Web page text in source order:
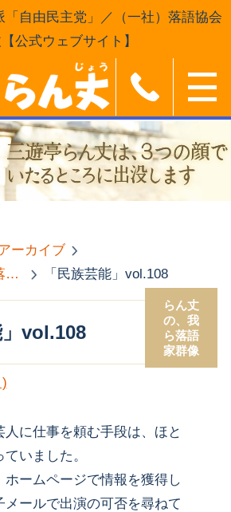
「自由民主党」／（一社）落語協会
公式ウェブサイト】
ーカイブ
らん丈の、我ら落語家群像
「民族芸能」vol.108
能」vol.108
らん丈
の、我
ら落語
家群像
に仕事を頼む手段は、ほと
いました。
ームページで情報を獲得し
メールで出演の可否を尋ねて